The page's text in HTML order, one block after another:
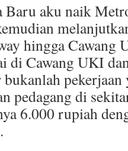
Baru aku naik
hingga Cawang
di Cawang UKI
pedagang di
6.000 rupiah